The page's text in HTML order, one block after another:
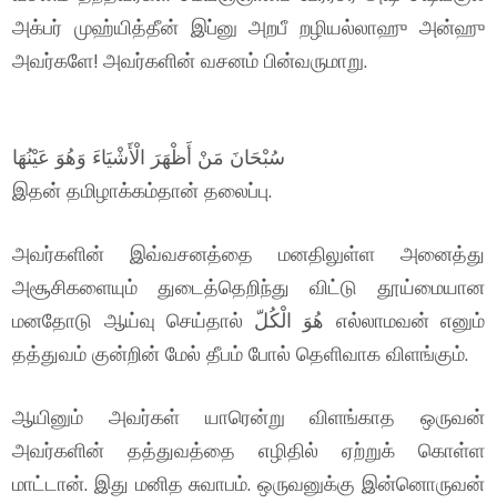
அக்பர் முஹ்யித்தீன் இப்னு அறபீ றழியல்லாஹு அன்ஹு
அவர்களே! அவர்களின் வசனம் பின்வருமாறு.
سُبْحَانَ مَنْ أَظْهَرَ الْأَشْيَاءَ وَهُوَ عَيْنُهَا
இதன் தமிழாக்கம்தான் தலைப்பு.
அவர்களின் இவ்வசனத்தை மனதிலுள்ள அனைத்து
அசூசிகளையும் துடைத்தெறிந்து விட்டு தூய்மையான
மனதோடு ஆய்வு செய்தால் هُوَ الْكُلّ எல்லாமவன் எனும்
தத்துவம் குன்றின் மேல் தீபம் போல் தெளிவாக விளங்கும்.
ஆயினும் அவர்கள் யாரென்று விளங்காத ஒருவன்
அவர்களின் தத்துவத்தை எழிதில் ஏற்றுக் கொள்ள
மாட்டான். இது மனித சுவாபம். ஒருவனுக்கு இன்னொருவன்